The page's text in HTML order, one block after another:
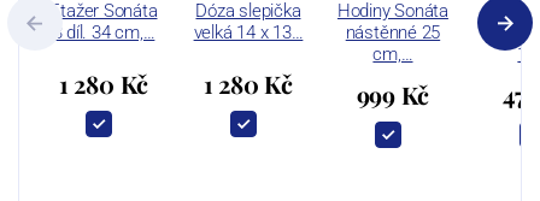
Etažer Sonáta
3 díl. 34 cm,…
1 280 Kč
Dóza slepička
velká 14 x 13…
1 280 Kč
Hodiny Sonáta
nástěnné 25
cm,…
999 Kč
250